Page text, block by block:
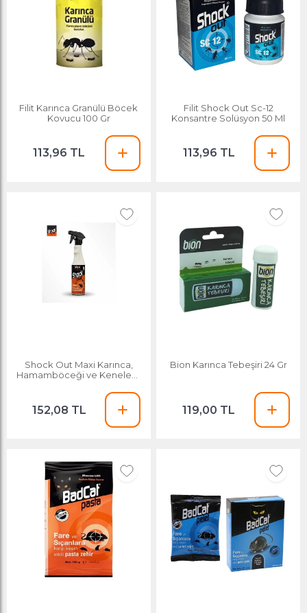
Filit Karınca Granülü Böcek
Kovucu 100 Gr
113,96 TL
Filit Shock Out Sc-12
Konsantre Solüsyon 50 Ml
113,96 TL
Shock Out Maxi Karınca,
Hamamböceği ve Kenelere
152,08 TL
Bion Karınca Tebeşiri 24 Gr
119,00 TL